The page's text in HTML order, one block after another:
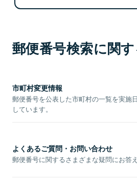
郵便番号検索に関
市町村変更情報
郵便番号を公表した市町村の一覧を実施
しています。
よくあるご質問・お問い合わせ
郵便番号に関するさまざまな疑問にお答え